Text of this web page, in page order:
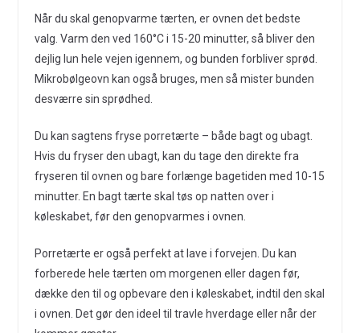
Når du skal genopvarme tærten, er ovnen det bedste
valg. Varm den ved 160°C i 15-20 minutter, så bliver den
dejlig lun hele vejen igennem, og bunden forbliver sprød.
Mikrobølgeovn kan også bruges, men så mister bunden
desværre sin sprødhed.
Du kan sagtens fryse porretærte – både bagt og ubagt.
Hvis du fryser den ubagt, kan du tage den direkte fra
fryseren til ovnen og bare forlænge bagetiden med 10-15
minutter. En bagt tærte skal tøs op natten over i
køleskabet, før den genopvarmes i ovnen.
Porretærte er også perfekt at lave i forvejen. Du kan
forberede hele tærten om morgenen eller dagen før,
dække den til og opbevare den i køleskabet, indtil den skal
i ovnen. Det gør den ideel til travle hverdage eller når der